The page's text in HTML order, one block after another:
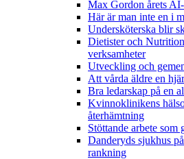
Max Gordon årets
Här är man inte en i
Undersköterska blir
Dietister och
verksamheter
Utveckling och
Att vårda äldre en
Bra ledarskap på en
Kvinnoklinikens
återhämtning
Stöttande arbete
Danderyds sjukhus
rankning